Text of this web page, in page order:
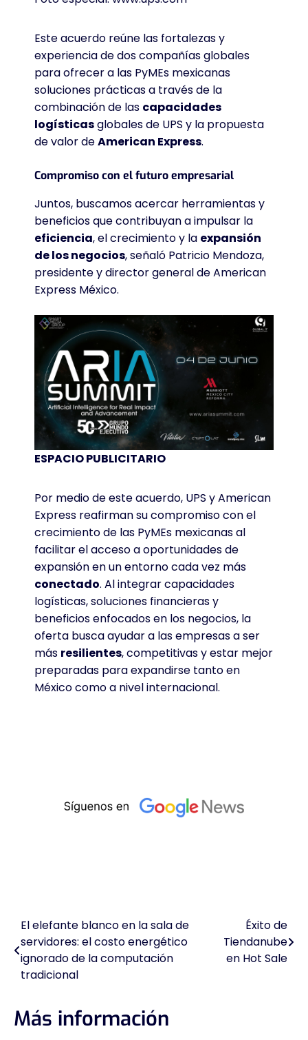
Este acuerdo reúne las fortalezas y
experiencia de dos compañías globales
para ofrecer a las PyMEs mexicanas
soluciones prácticas a través de la
combinación de las capacidades
logísticasglobales de UPS y la propuesta
de valor deAmerican Express.
Compromiso con el futuro empresarial
Juntos, buscamos acercar herramientas y
beneficios que contribuyan a impulsar la
eficiencia, el crecimiento y la expansión
de los negocios, señaló Patricio Mendoza,
presidente y director general de American
Express México.
ESPACIO PUBLICITARIO
Por medio de este acuerdo, UPS y American
Express reafirman su compromiso con el
crecimiento de las PyMEs mexicanas al
facilitar el acceso a oportunidades de
expansión en un entorno cada vez más
conectado. Al integrar capacidades
logísticas, soluciones financieras y
beneficios enfocados en los negocios, la
oferta busca ayudar a las empresas a ser
más resilientes, competitivas y estar mejor
preparadas para expandirse tanto en
México como a nivel internacional.
Navegación
de
entradas
El elefante blanco en la sala de
servidores: el costo energético
ignorado de la computación
tradicional
Éxito de
Tiendanube
en Hot Sale
Más información